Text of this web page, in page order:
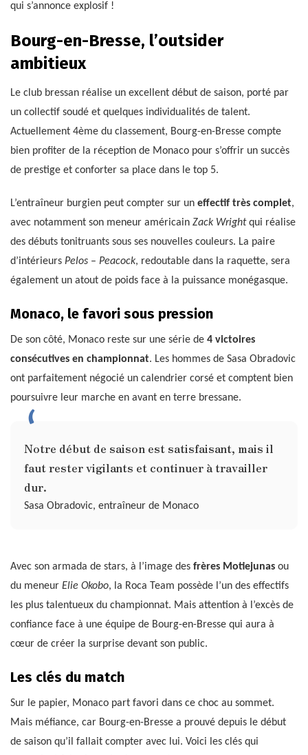
qui s’annonce explosif !
Bourg-en-Bresse, l’outsider
ambitieux
Le club bressan réalise un excellent début de saison, porté par
un collectif soudé et quelques individualités de talent.
Actuellement 4ème du classement, Bourg-en-Bresse compte
bien profiter de la réception de Monaco pour s’offrir un succès
de prestige et conforter sa place dans le top 5.
L’entraîneur burgien peut compter sur un effectif très complet,
avec notamment son meneur américain Zack Wrightqui réalise
des débuts tonitruants sous ses nouvelles couleurs. La paire
d’intérieurs Pelos – Peacock, redoutable dans la raquette, sera
également un atout de poids face à la puissance monégasque.
Monaco, le favori sous pression
De son côté, Monaco reste sur une série de 4 victoires
consécutives en championnat. Les hommes de Sasa Obradovic
ont parfaitement négocié un calendrier corsé et comptent bien
poursuivre leur marche en avant en terre bressane.
Notre début de saison est satisfaisant, mais il
faut rester vigilants et continuer à travailler
dur.
Sasa Obradovic, entraîneur de Monaco
Avec son armada de stars, à l’image des frères Motiejunas ou
du meneur Elie Okobo, la Roca Team possède l’un des effectifs
les plus talentueux du championnat. Mais attention à l’excès de
confiance face à une équipe de Bourg-en-Bresse qui aura à
cœur de créer la surprise devant son public.
Les clés du match
Sur le papier, Monaco part favori dans ce choc au sommet.
Mais méfiance, car Bourg-en-Bresse a prouvé depuis le début
de saison qu’il fallait compter avec lui. Voici les clés qui